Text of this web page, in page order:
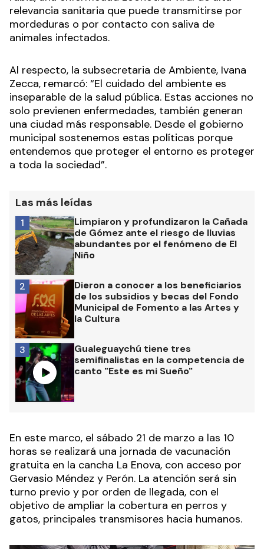
relevancia sanitaria que puede transmitirse por
mordeduras o por contacto con saliva de
animales infectados.
Al respecto, la subsecretaria de Ambiente, Ivana
Zecca, remarcó: “El cuidado del ambiente es
inseparable de la salud pública. Estas acciones no
solo previenen enfermedades, también generan
una ciudad más responsable. Desde el gobierno
municipal sostenemos estas políticas porque
entendemos que proteger el entorno es proteger
a toda la sociedad”.
Las más leídas
Limpiaron y profundizaron la Cañada
de Gómez ante el riesgo de lluvias
abundantes por el fenómeno de El
Niño
1
Dieron a conocer a los beneficiarios
de los subsidios y becas del Fondo
Municipal de Fomento a las Artes y
la Cultura
2
Gualeguaychú tiene tres
semifinalistas en la competencia de
canto "Este es mi Sueño"
3
En este marco, el sábado 21 de marzo a las 10
horas se realizará una jornada de vacunación
gratuita en la cancha La Enova, con acceso por
Gervasio Méndez y Perón. La atención será sin
turno previo y por orden de llegada, con el
objetivo de ampliar la cobertura en perros y
gatos, principales transmisores hacia humanos.